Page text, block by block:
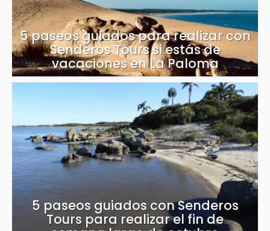
5 paseos guiados para realizar con
Senderos Tours si estás de
vacaciones en La Paloma
5 paseos guiados con Senderos
Tours para realizar el fin de